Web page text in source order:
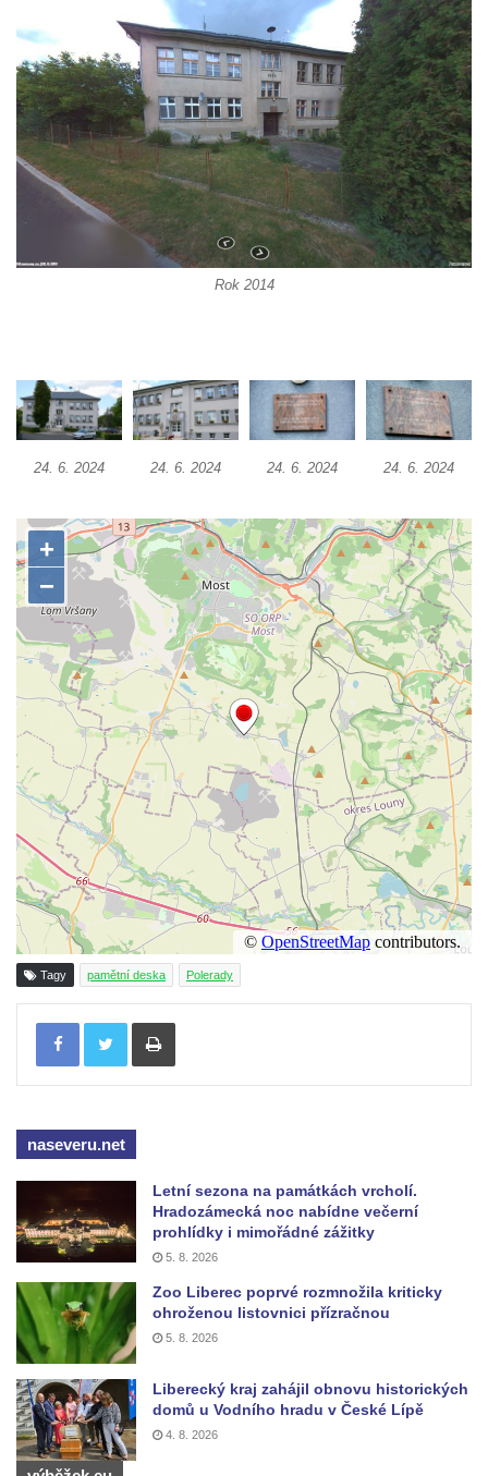
Pamětní deska na ekologické demonstrace
na kašně na Benešově náměstí v Teplicích
Pamětní deska Urnového háje hřbitova
Šumburk nad Desnou v Tanvaldu
Pamětní deska prvního předvedení
televizního obrazu na Městském úřadu v
Tanvaldu
Pamětní deska Josefa Schindlera na
základní škole v Desné
Pamětní desky významných rodáků na zdi
na Komorní Hůrce
Pamětní deska Edmunda Kaizla na
bývalém špitále v Cítolibech
na Dělnickém domě v Cítolibech
Pamětní deska otce a syna Kopřivových na
staré škole v Cítolibech
Pamětní deska 120 let založení SDH
Touchovice
Pamětní deska povodní 2013 ve Velkých
Žernosekách
Pamětní deska Franze Josepha Gläsera na
jeho rodném domě čp. 33 v Černické ulici v
Horním Jiřetíně
Pamětní deska Ludwiga Freunda na domě
čp. 76 na Marxově náměstí v Postoloprtech
Pamětní deska Antonie a Stanislava
Vratislavových na obecním úřadu v
Poleradech
Pamětní deska biskupa Wenzela Frinda na
hřbitovní kapli v Lipové
Pamětní deska Friedricha Egermanna na
domě čp. 101 v Novém Boru
domě ve Vaníčkově ulici v Ústí nad Labem
Pamětní deska Vinzenze Ulbricha na domě
čp. 26 v Brné
Pamětní deska na rodném domě Jiřího
Pamětní deska Johanna Christopha Kridela
na budově Café Henke v Rumburku
Pamětní deska Rudolfa Antona Fockeho na
domě čp. 101/6 na Lužickém náměstí v
Rumburku
Pamětní deska Jaroslava Falty u Domu
Rok 2014
24. 6. 2024 24. 6. 2024 24. 6. 2024 24. 6. 2024
Tagy pamětní deska Polerady
Tisknout
naseveru.net
Letní sezona na památkách vrcholí.
Hradozámecká noc nabídne večerní
prohlídky i mimořádné zážitky
5. 8. 2026
Zoo Liberec poprvé rozmnožila kriticky
ohroženou listovnici přízračnou
5. 8. 2026
Liberecký kraj zahájil obnovu historických
domů u Vodního hradu v České Lípě
4. 8. 2026